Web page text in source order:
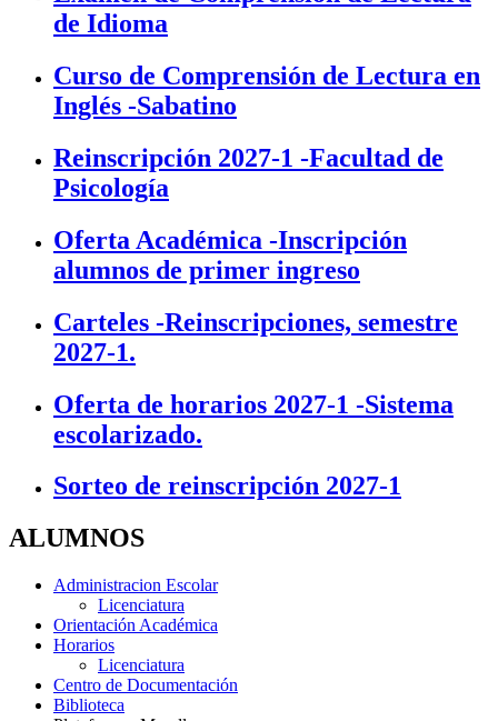
de Idioma
Curso de Comprensión de Lectura en
Inglés -Sabatino
Reinscripción 2027-1 -Facultad de
Psicología
Oferta Académica -Inscripción
alumnos de primer ingreso
Carteles -Reinscripciones, semestre
2027-1.
Oferta de horarios 2027-1 -Sistema
escolarizado.
Sorteo de reinscripción 2027-1
ALUMNOS
Administracion Escolar
Licenciatura
Orientación Académica
Horarios
Licenciatura
Centro de Documentación
Biblioteca